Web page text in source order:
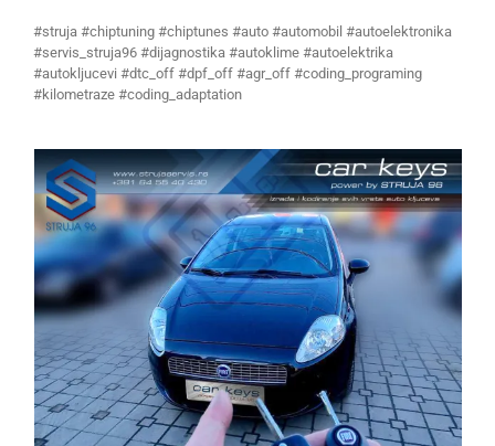
#struja #chiptuning #chiptunes #auto #automobil #autoelektronika
#servis_struja96 #dijagnostika #autoklime #autoelektrika
#autokljucevi #dtc_off #dpf_off #agr_off #coding_programing
#kilometraze #coding_adaptation